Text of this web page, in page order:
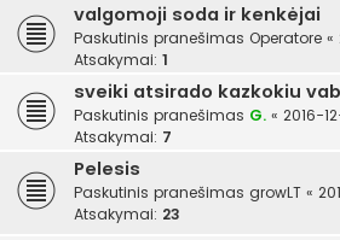
valgomoji soda ir kenkėjai
Paskutinis pranešimas Operatore «
Atsakymai: 1
sveiki atsirado kazkokiu
Paskutinis pranešimas G. « 2016-
Atsakymai: 7
Pelesis
Paskutinis pranešimas growLT «
Atsakymai: 23